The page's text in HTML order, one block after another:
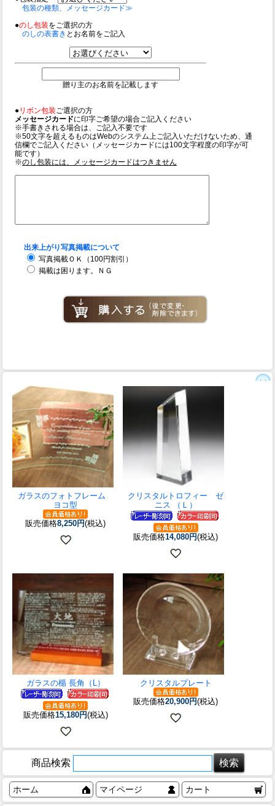
包装の種類、メッセージカード≫
●のし包装をご選択の方
のしの表書き とお名前をご記入
贈り主のお名前を記載します
●リボン包装ご選択の方
メッセージカードに印字ご希望の場合ご記入ください
※手書きされる場合は、ご記入不要です
※50文字を超えるものはWebのシステム上ご記入いただけないため、通
信欄でご記入ください（メッセージカードには100文字程度の印字が可
能です）
※のし包装には、メッセージカードはつきません
出来上がり写真掲載について
写真掲載ＯＫ（100円割引）
掲載は困ります。ＮＧ
ガラスのフォトフレーム
ヨコ型
販売価格8,250円(税込)
クリスタルトロフィー ゼ
ニス （Ｌ）
販売価格14,080円(税込)
ガラスの楯 長角（L）
販売価格15,180円(税込)
クリスタルプレート
販売価格20,900円(税込)
商品検索
ホーム マイページ カート